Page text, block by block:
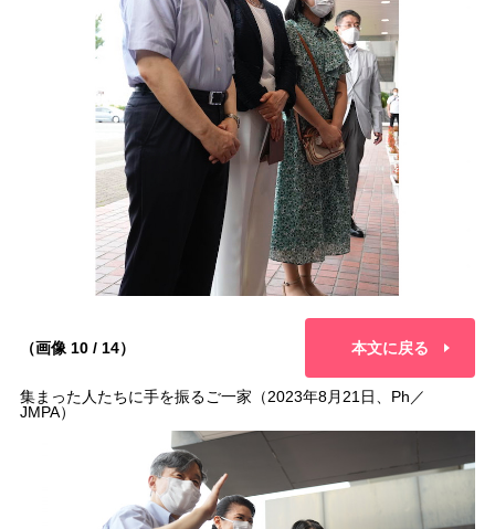
（画像 10 / 14） 本文に戻る
集まった人たちに手を振るご一家（2023年8月21日、Ph／
JMPA）